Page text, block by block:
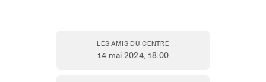
LES AMIS DU CENTRE
14 mai 2024, 18.00